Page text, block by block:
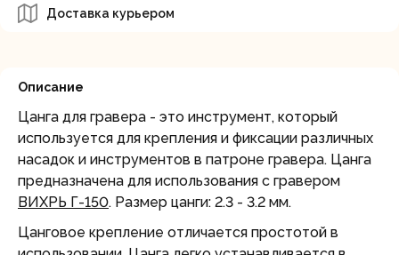
Доставка курьером
Описание
Цанга для гравера - это инструмент, который
используется для крепления и фиксации различных
насадок и инструментов в патроне гравера. Цанга
предназначена для использования с гравером
ВИХРЬ Г-150. Размер цанги: 2.3 - 3.2 мм.
Цанговое крепление отличается простотой в